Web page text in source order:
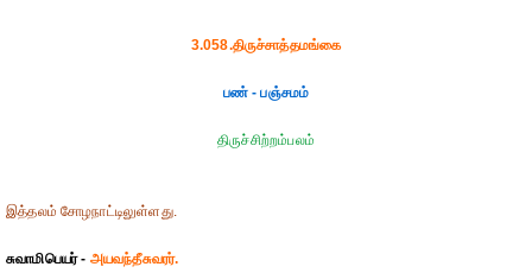
3.058.திருச்சாத்தமங்கை
பண் - பஞ்சமம்
திருச்சிற்றம்பலம்
இத்தலம் சோழநாட்டிலுள்ளது.
சுவாமிபெயர் - அயவந்தீசுவரர்.